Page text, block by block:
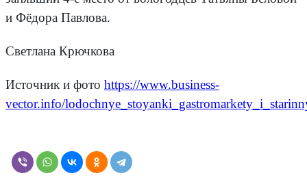
и Фёдора Павлова.
Светлана Крючкова
Источник и фото https://www.business-
vector.info/